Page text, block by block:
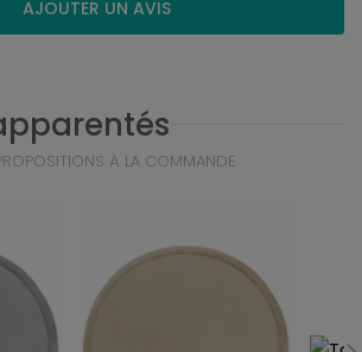
AJOUTER UN AVIS
À LA COMMANDE